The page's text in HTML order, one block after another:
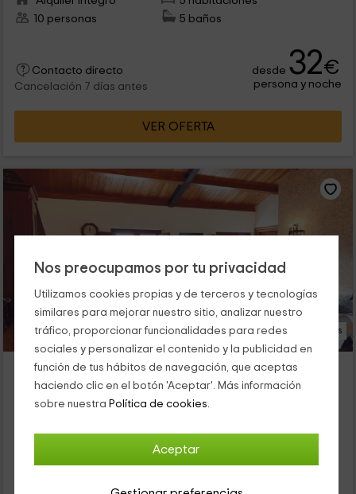
Nos preocupamos por tu privacidad
Utilizamos cookies propias y de terceros y tecnologías
similares para mejorar nuestro sitio, analizar nuestro
tráfico, proporcionar funcionalidades para redes
sociales y personalizar el contenido y la publicidad en
función de tus hábitos de navegación, que aceptas
haciendo clic en el botón 'Aceptar'. Más información
sobre nuestra Política de cookies.
Aceptar
10 personas
5 baños
Contacto directo
Cancelación 7 días antes
desde 32€
persona y noche
VER OFERTA
19 Fotos
Apartamento 3 Navalín
Alojamiento ubicado a 2.8km de Tol
Tapia De Casariego, Asturias
2 habitaciones
4 personas
1 baños